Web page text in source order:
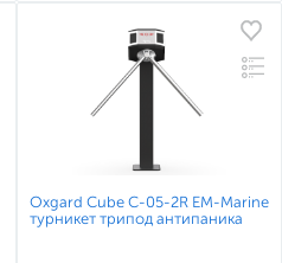
Oxgard Cube C-05-2R EM-Marine
турникет трипод антипаника